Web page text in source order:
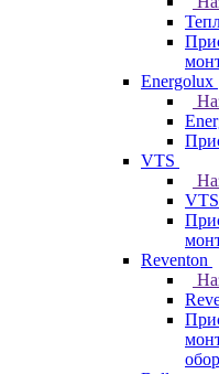
Energolux
VTS
VTS
Reventon